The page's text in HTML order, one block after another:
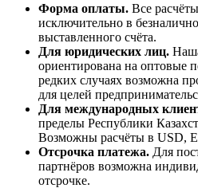
Форма оплаты. Все
исключительно в
выставленного счёта.
Для юридических лиц.
ориентирована на оптовые
редких случаях возможна
для целей
Для международных
пределы Республики
Возможны расчёты в USD,
Отсрочка платежа. Для
партнёров возможна
отсрочке.